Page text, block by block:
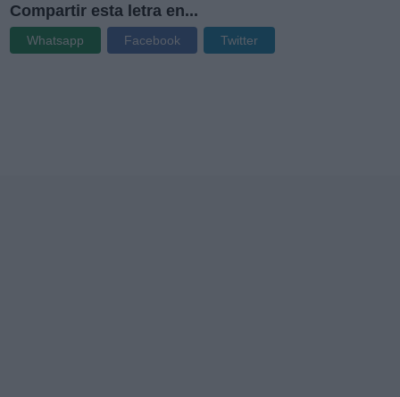
Compartir esta letra en...
Whatsapp Facebook Twitter